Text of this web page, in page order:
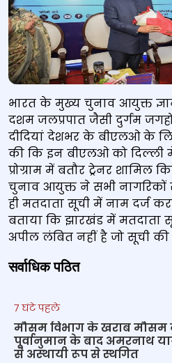
भारत के मुख्य चुनाव आयुक्त
दशम जलप्रपात जैसी दुर्गम
दीदियां देशभर के बीएलओ के
की कि इन बीएलओ को दिल्ली में
प्रोग्राम में बतौर ट्रेनर शामिल
चुनाव आयुक्त ने सभी नागरिकों से
ही मतदाता सूची में नाम दर्ज
बताया कि झारखंड में
अपील लंबित नहीं है जो सूची की
सर्वाधिक पठित
7 घंटे पहले
मौसम विभाग के खराब
पूर्वानुमान के बाद अमरनाथ
से अस्थायी रूप से स्थगित